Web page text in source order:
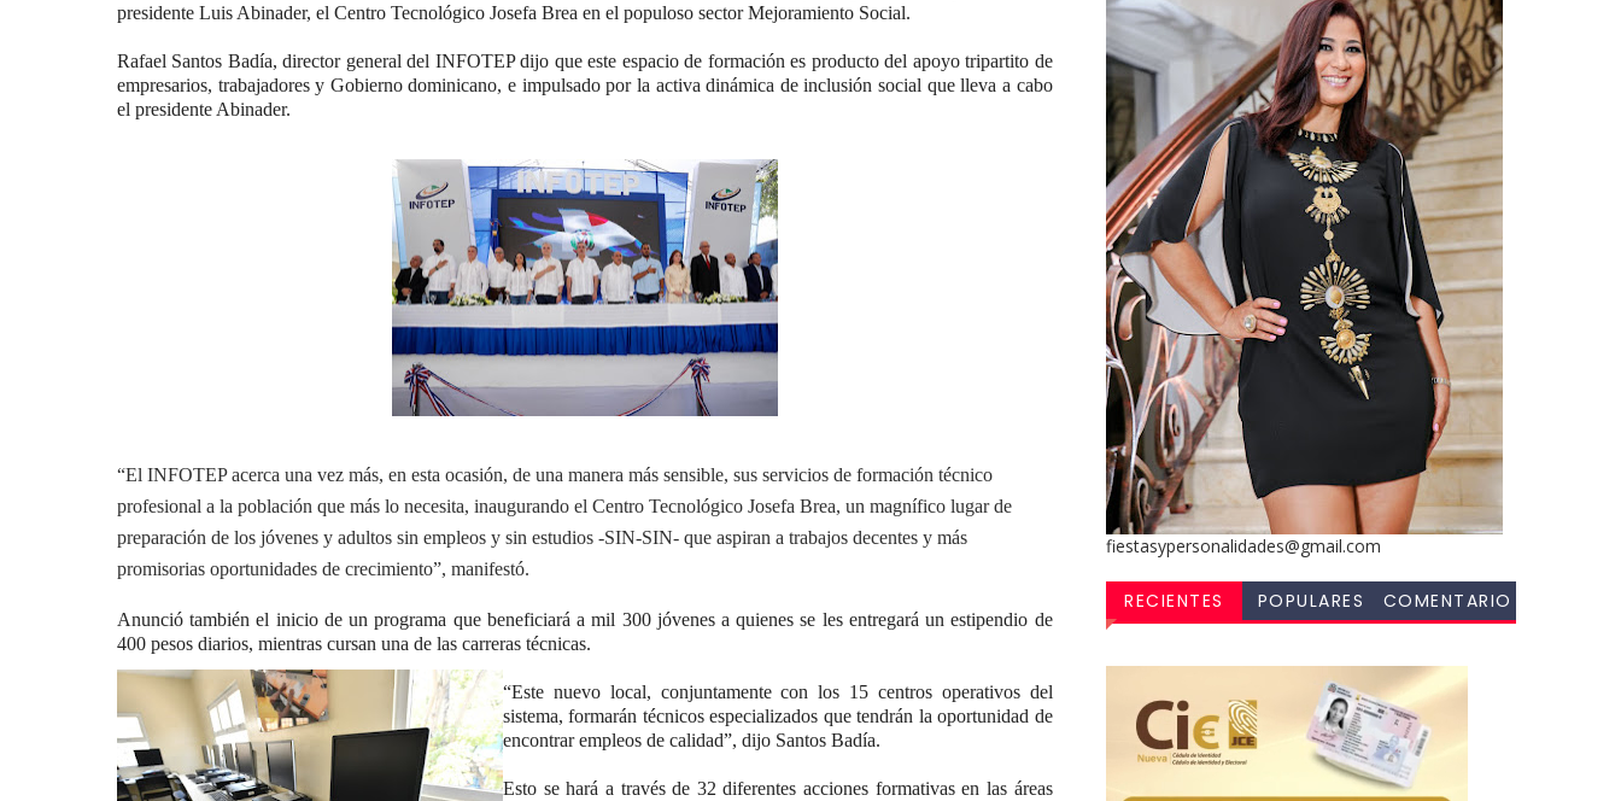
presidente Luis Abinader, el Centro Tecnológico Josefa Brea en el populoso sector Mejoramiento Social.
Rafael Santos Badía, director general del INFOTEP dijo que este espacio de formación es producto del apoyo tripartito de
empresarios, trabajadores y Gobierno dominicano, e impulsado por la activa dinámica de inclusión social que lleva a cabo
el presidente Abinader.
“El INFOTEP acerca una vez más, en esta ocasión, de una manera más sensible, sus servicios de formación técnico
profesional a la población que más lo necesita, inaugurando el Centro Tecnológico Josefa Brea, un magnífico lugar de
preparación de los jóvenes y adultos sin empleos y sin estudios -SIN-SIN- que aspiran a trabajos decentes y más
promisorias oportunidades de crecimiento”, manifestó.
Anunció también el inicio de un programa que beneficiará a mil 300 jóvenes a quienes se les entregará un estipendio de
400 pesos diarios, mientras cursan una de las carreras técnicas.
“Este nuevo local, conjuntamente con los 15 centros operativos del
sistema, formarán técnicos especializados que tendrán la oportunidad de
encontrar empleos de calidad”, dijo Santos Badía.
Esto se hará a través de 32 diferentes acciones formativas en las áreas
fiestasypersonalidades@gmail.com
RECIENTES POPULARES
COMENTARIO